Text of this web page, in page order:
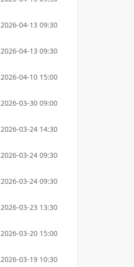
2026-04-13 09:30
2026-04-13 09:30
2026-04-10 15:00
2026-03-30 09:00
2026-03-24 14:30
2026-03-24 09:30
2026-03-24 09:30
2026-03-23 13:30
2026-03-20 15:00
2026-03-19 10:30